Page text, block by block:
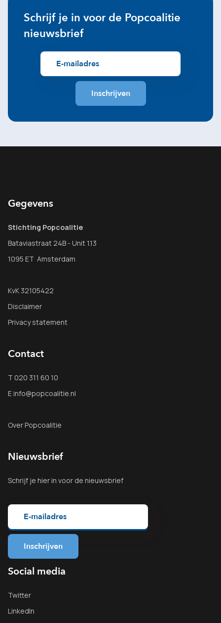
Schrijf je in voor de Popcoalitie
nieuwsbrief
Gegevens
Stichting Popcoalitie
Bataviastraat 24B - Unit 1.13
1095 ET Amsterdam
KvK 32105422
Disclaimer
Privacy statement
Contact
T 020 311 60 10
E info@popcoalitie.nl
Over Popcoalitie
Nieuwsbrief
Schrijf je hierin voor de nieuwsbrief
Social media
Twitter
LinkedIn